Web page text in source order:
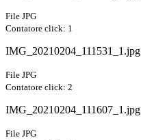
File JPG
Contatore click: 1
IMG_20210204_111531_1.jpg
File JPG
Contatore click: 2
IMG_20210204_111607_1.jpg
File JPG